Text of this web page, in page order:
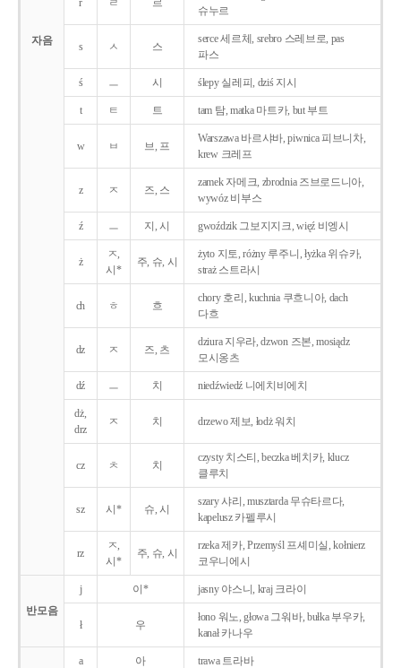
자음
r ㄹ 르
슈누르
s ㅅ 스
serce 세르체, srebro 스레브로, pas
파스
ś ㅡ 시 ślepy 실레피, dziś 지시
t ㅌ 트 tam 탐, matka 마트카, but 부트
w ㅂ 브, 프
Warszawa 바르샤바, piwnica 피브니차,
krew 크레프
z ㅈ 즈, 스
zamek 자메크, zbrodnia 즈브로드니아,
wywóz 비부스
ź ㅡ 지, 시 gwoździk 그보지지크, więź 비엥시
ż
ㅈ,
시*
주, 슈, 시
żyto 지토, różny 루주니, łyżka 위슈카,
straż 스트라시
ch ㅎ 흐
chory 호리, kuchnia 쿠흐니아, dach
다흐
dz ㅈ 즈, 츠
dziura 지우라, dzwon 즈본, mosiądz
모시옹츠
dź ㅡ 치 niedźwiedź 니에치비에치
dż,
drz
ㅈ 치 drzewo 제보, łodż 워치
cz ㅊ 치
czysty 치스티, beczka 베치카, klucz
클루치
sz 시* 슈, 시
szary 샤리, musztarda 무슈타르다,
kapelusz 카펠루시
rz
ㅈ,
시*
주, 슈, 시
rzeka 제카, Przemyśl 프셰미실, kołnierz
코우니에시
반모음
j 이* jasny 야스니, kraj 크라이
ł 우
łono 워노, głowa 그워바, bułka 부우카,
kanał 카나우
a 아 trawa 트라바